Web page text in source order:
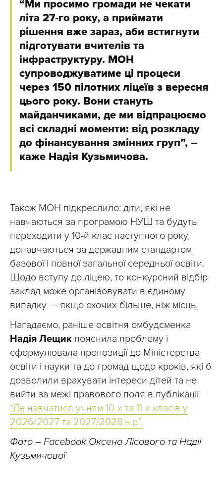
“Ми просимо громади не чекати
літа 27-го року, а приймати
рішення вже зараз, аби встигнути
підготувати вчителів та
інфраструктуру. МОН
супроводжуватиме ці процеси
через 150 пілотних ліцеїв з вересня
цього року. Вони стануть
майданчиками, де ми відпрацюємо
всі складні моменти: від розкладу
до фінансування змінних груп”, –
каже Надія Кузьмичова.
Також МОН підкреслило: діти, які не
навчаються за програмою НУШ та будуть
переходити у 10-й клас наступного року,
донавчаються за державним стандартом
базової і повної загальної середньої освіти.
Щодо вступу до ліцею, то конкурсний відбір
заклад може організовувати в єдиному
випадку — якщо охочих більше, ніж місць.
Нагадаємо, раніше освітня омбудсменка
Надія Лещик пояснила проблему і
сформулювала пропозиції до Міністерства
освіти і науки та до громад щодо кроків, які б
дозволили врахувати інтереси дітей та не
вийти за межі правового поля в публікації
“Де навчатися учням 10-х та 11-х класів у
2026/2027 та 2027/2028 н.р”.
Фото – Facebook Оксена Лісового та Надії
Кузьмичової